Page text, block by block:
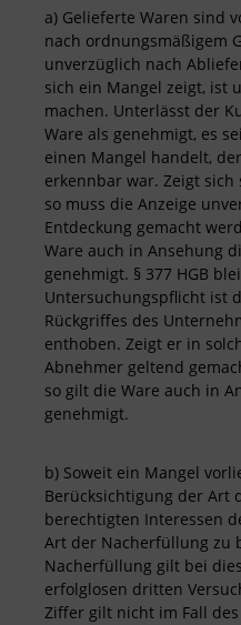
a) Gelieferte Waren sind
nach ordnungsmäßigem
unverzüglich nach
sich ein Mangel zeigt, ist
machen. Unterlässt der
Ware als genehmigt, es
einen Mangel handelt,
erkennbar war. Zeigt
so muss die Anzeige
Entdeckung gemacht
Ware auch in Ansehung
genehmigt. § 377 HGB
Untersuchungspflicht ist
Rückgriffes des
enthoben. Zeigt er in
Abnehmer geltend
so gilt die Ware auch in
genehmigt.
b) Soweit ein Mangel
Berücksichtigung der Art
berechtigten Interessen
Art der Nacherfüllung zu
Nacherfüllung gilt bei
erfolglosen dritten
Ziffer gilt nicht im Fall des